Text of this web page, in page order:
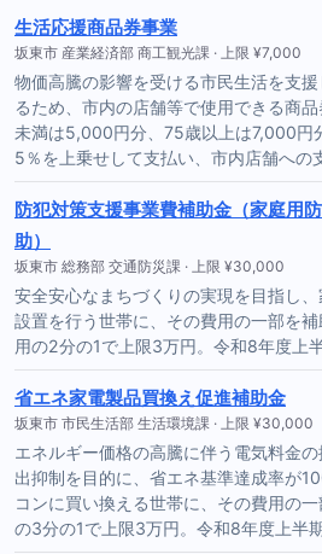
生活応援商品券事業
坂東市 産業経済部 商工観光課 · 上限 ¥7,000
物価高騰の影響を受ける市民生活を支
るため、市内の店舗等で使用できる商
未満は5,000円分、75歳以上は7,000円
5％を上乗せして支払い、市内店舗への
防犯対策支援事業費補助金（家庭用
助）
坂東市 総務部 交通防災課 · 上限 ¥30,000
安全安心なまちづくりの実現を目指し
設置を行う世帯に、その費用の一部を
用の2分の1で上限3万円。令和8年度上
省エネ家電製品買換え促進補助金
坂東市 市民生活部 生活環境課 · 上限 ¥30,000
エネルギー価格の高騰に伴う電気料金
出抑制を目的に、省エネ基準達成率が
コンに買い換える世帯に、その費用の
の3分の1で上限3万円。令和8年度上半期